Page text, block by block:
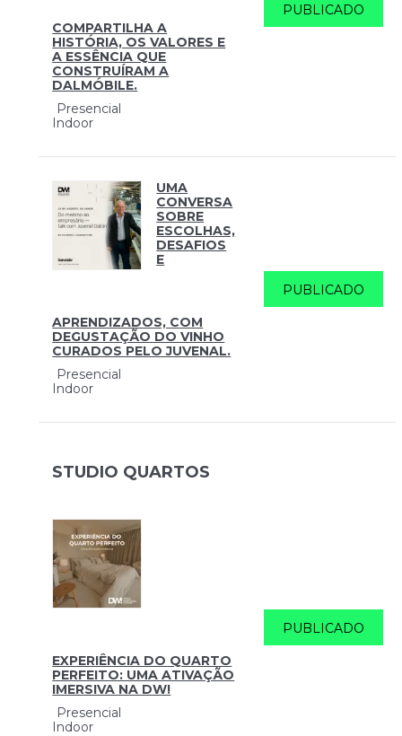
COMPARTILHA A
HISTÓRIA, OS VALORES E
A ESSÊNCIA QUE
CONSTRUÍRAM A
DALMÓBILE.
Presencial
Indoor
PUBLICADO
UMA
CONVERSA
SOBRE
ESCOLHAS,
DESAFIOS
E
APRENDIZADOS, COM
DEGUSTAÇÃO DO VINHO
CURADOS PELO JUVENAL.
Presencial
Indoor
PUBLICADO
STUDIO QUARTOS
EXPERIÊNCIA DO QUARTO
PERFEITO: UMA ATIVAÇÃO
IMERSIVA NA DW!
Presencial
Indoor
PUBLICADO